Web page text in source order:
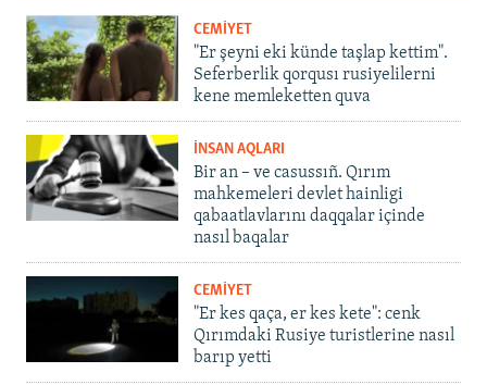
CEMİYET
"Er şeyni eki künde taşlap kettim".
Seferberlik qorqusı rusiyelilerni
kene memleketten quva
İNSAN AQLARI
Bir an – ve casussıñ. Qırım
mahkemeleri devlet hainligi
qabaatlavlarını daqqalar içinde
nasıl baqalar
CEMİYET
"Er kes qaça, er kes kete": cenk
Qırımdaki Rusiye turistlerine nasıl
barıp yetti